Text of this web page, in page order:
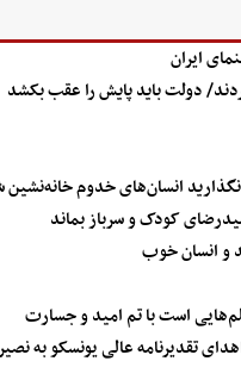
ایران
دولت باید پایش را عقب بکشد
انسان‌های خدوم خانه‌نشین
کودک و سرباز بماند
و انسان خوب
است با تم امید و جسارت
تقدیرنامه عالی یونسکو به